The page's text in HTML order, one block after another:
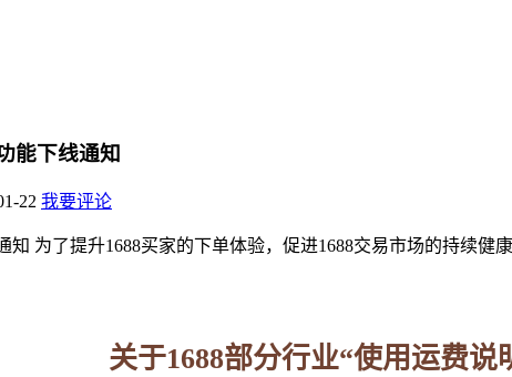
能下线通知
22 我要评论
知 为了提升1688买家的下单体验，促进1688交易市场的持续健
关于1688部分行业“使用运费说